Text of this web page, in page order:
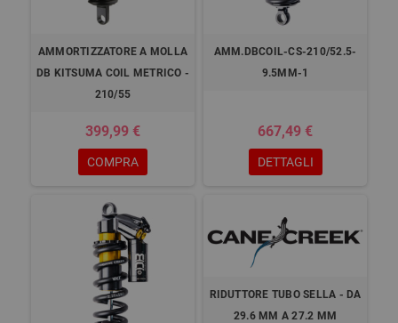
AMMORTIZZATORE A MOLLA
DB KITSUMA COIL METRICO -
210/55
399,99 €
COMPRA
AMM.DBCOIL-CS-210/52.5-
9.5MM-1
667,49 €
DETTAGLI
RIDUTTORE TUBO SELLA - DA
29.6 MM A 27.2 MM